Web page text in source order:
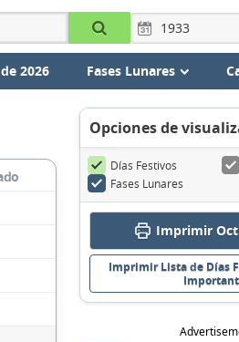
2026 Fases Lunares
Opciones de
Días Festivos
Fases Lunares
Imprimir
Imprimir Lista de Días